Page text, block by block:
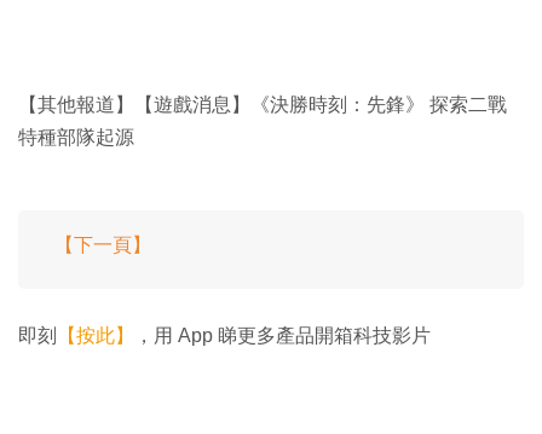
【其他報道】【遊戲消息】《決勝時刻：先鋒》 探索二戰
特種部隊起源
【下一頁】
即刻 【按此】 ，用 App 睇更多產品開箱科技影片